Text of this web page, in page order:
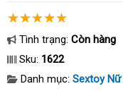
Tình trạng: Còn hàng
Sku: 1622
Danh mục: Sextoy Nữ